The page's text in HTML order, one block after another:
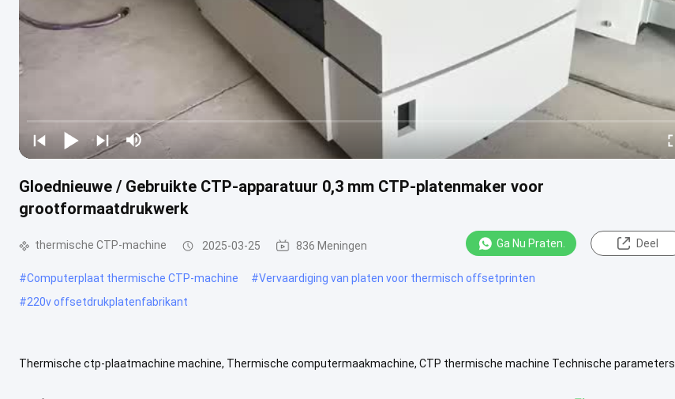
Gloednieuwe / Gebruikte CTP-apparatuur 0,3 mm CTP-platenmaker voor
grootformaatdrukwerk
thermische CTP-machine 2025-03-25 836 Meningen Ga Nu Praten. Deel
#Computerplaat thermische CTP-machine #Vervaardiging van platen voor thermisch offsetprinten
#220v offsetdrukplatenfabrikant
Thermische ctp-plaatmachine machine, Thermische computermaakmachine, CTP thermische machine Technische parameters